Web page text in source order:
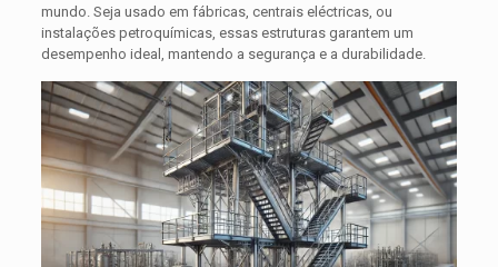
mundo. Seja usado em fábricas, centrais eléctricas, ou
instalações petroquímicas, essas estruturas garantem um
desempenho ideal, mantendo a segurança e a durabilidade.